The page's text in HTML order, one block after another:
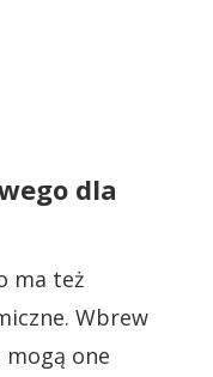
dla
ma też
Wbrew
mogą one